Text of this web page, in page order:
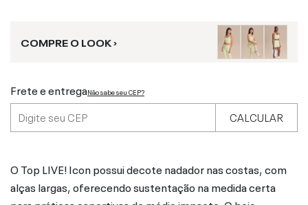
COMPRE O LOOK ›
Frete e entregaNão sabe seu CEP?
CALCULAR
O Top LIVE! Icon possui decote nadador nas costas, com
alças largas, oferecendo sustentação na medida certa